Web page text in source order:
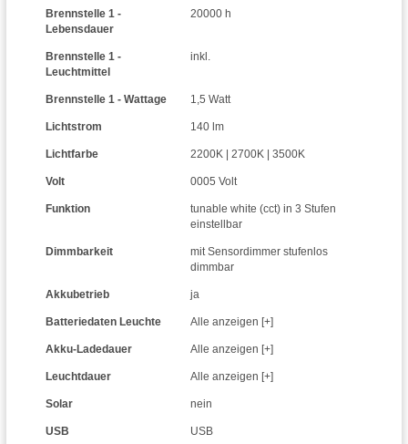
Brennstelle 1 -
Lebensdauer
20000 h
Brennstelle 1 -
Leuchtmittel
inkl.
Brennstelle 1 - Wattage 1,5 Watt
Lichtstrom 140 lm
Lichtfarbe 2200K | 2700K | 3500K
Volt 0005 Volt
Funktion
tunable white (cct) in 3 Stufen
einstellbar
Dimmbarkeit
mit Sensordimmer stufenlos
dimmbar
Akkubetrieb ja
Batteriedaten Leuchte Alle anzeigen [+]
Akku-Ladedauer Alle anzeigen [+]
Leuchtdauer Alle anzeigen [+]
Solar nein
USB USB